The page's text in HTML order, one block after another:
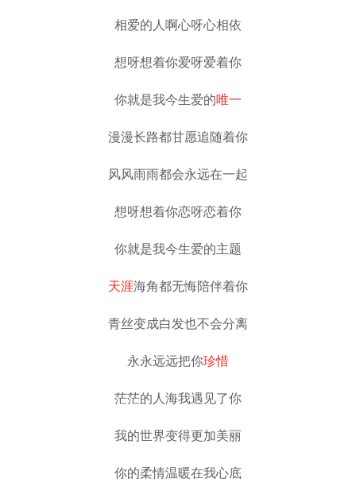
相爱的人啊心呀心相依
想呀想着你爱呀爱着你
你就是我今生爱的唯一
漫漫长路都甘愿追随着你
风风雨雨都会永远在一起
想呀想着你恋呀恋着你
你就是我今生爱的主题
天涯海角都无悔陪伴着你
青丝变成白发也不会分离
永永远远把你珍惜
茫茫的人海我遇见了你
我的世界变得更加美丽
你的柔情温暖在我心底